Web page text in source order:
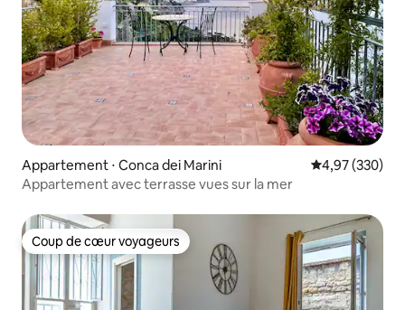
Appartement ⋅ Conca dei Marini Évaluation
4,97 (330)
Appartement avec terrasse vues sur la mer
Coup de cœur voyageurs
Coup de cœur voyageurs